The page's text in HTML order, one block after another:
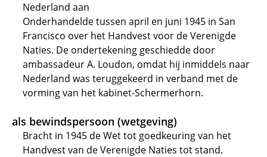
Nederland aan
Onderhandelde tussen april en juni 1945 in San
Francisco over het Handvest voor de Verenigde
Naties. De ondertekening geschiedde door
ambassadeur A. Loudon, omdat hij inmiddels naar
Nederland was teruggekeerd in verband met de
vorming van het kabinet-Schermerhorn.
als bewindspersoon (wetgeving)
Bracht in 1945 de Wet tot goedkeuring van het
Handvest van de Verenigde Naties tot stand.